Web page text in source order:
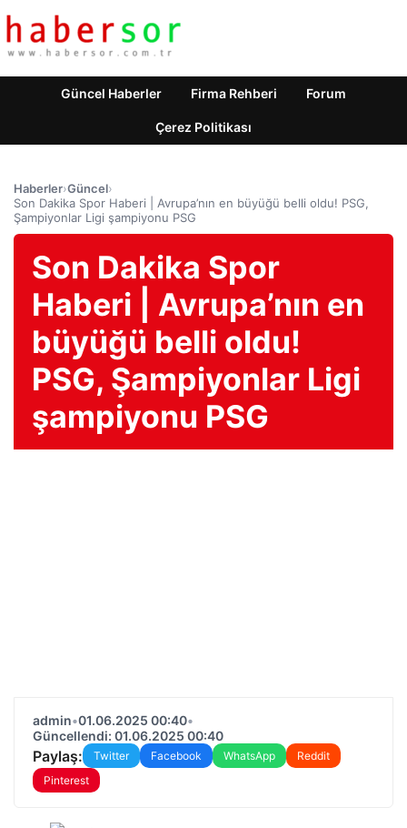
Güncel Haberler Firma Rehberi Forum
Çerez Politikası
Haberler›Güncel›
Son Dakika Spor Haberi | Avrupa’nın en büyüğü belli oldu! PSG,
Şampiyonlar Ligi şampiyonu PSG
Son Dakika Spor
Haberi | Avrupa’nın en
büyüğü belli oldu!
PSG, Şampiyonlar Ligi
şampiyonu PSG
admin•01.06.2025 00:40•
Güncellendi: 01.06.2025 00:40
Paylaş: Twitter Facebook WhatsApp
Reddit
Pinterest